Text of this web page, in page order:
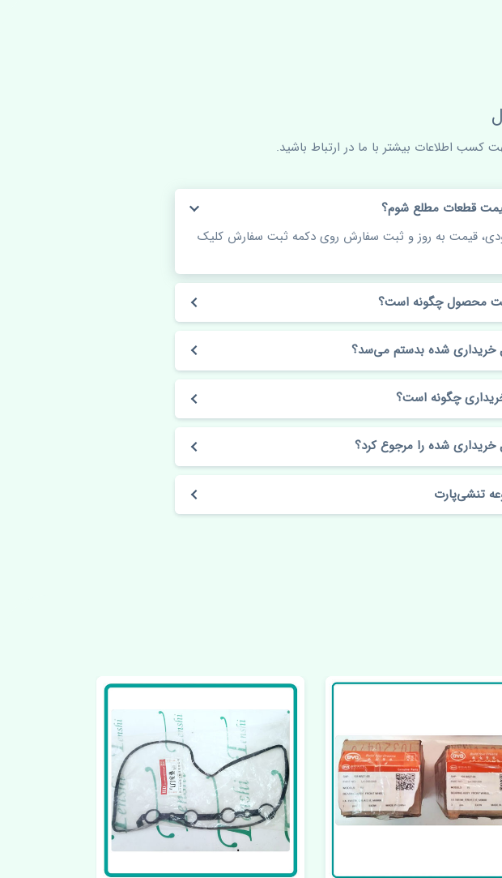
کسب اطلاعات بیشتر با ما در ارتباط باشید.
قطعات مطلع شوم؟
قیمت به روز و ثبت سفارش روی دکمه ثبت سفارش کلیک
محصول چگونه است؟
شده بدستم می‌سد؟
چگونه است؟
شده را مرجوع کرد؟
تنشی‌پارت